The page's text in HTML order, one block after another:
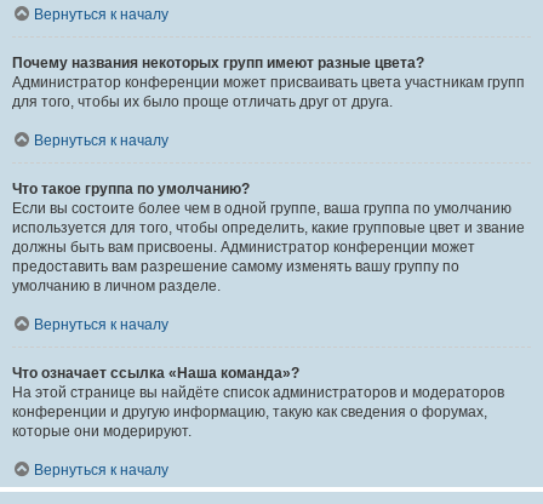
Вернуться к началу
Почему названия некоторых групп имеют разные цвета?
Администратор конференции может присваивать цвета участникам групп
для того, чтобы их было проще отличать друг от друга.
Вернуться к началу
Что такое группа по умолчанию?
Если вы состоите более чем в одной группе, ваша группа по умолчанию
используется для того, чтобы определить, какие групповые цвет и звание
должны быть вам присвоены. Администратор конференции может
предоставить вам разрешение самому изменять вашу группу по
умолчанию в личном разделе.
Вернуться к началу
Что означает ссылка «Наша команда»?
На этой странице вы найдёте список администраторов и модераторов
конференции и другую информацию, такую как сведения о форумах,
которые они модерируют.
Вернуться к началу